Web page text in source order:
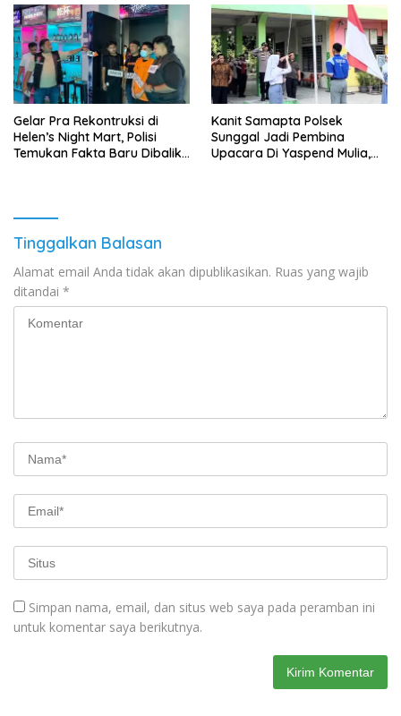
Gelar Pra Rekontruksi di
Helen’s Night Mart, Polisi
Temukan Fakta Baru Dibalik
Kanit Samapta Polsek
Sunggal Jadi Pembina
Upacara Di Yaspend Mulia,
Tinggalkan Balasan
Alamat email Anda tidak akan dipublikasikan. Ruas yang wajib
ditandai *
Simpan nama, email, dan situs web saya pada peramban ini
untuk komentar saya berikutnya.